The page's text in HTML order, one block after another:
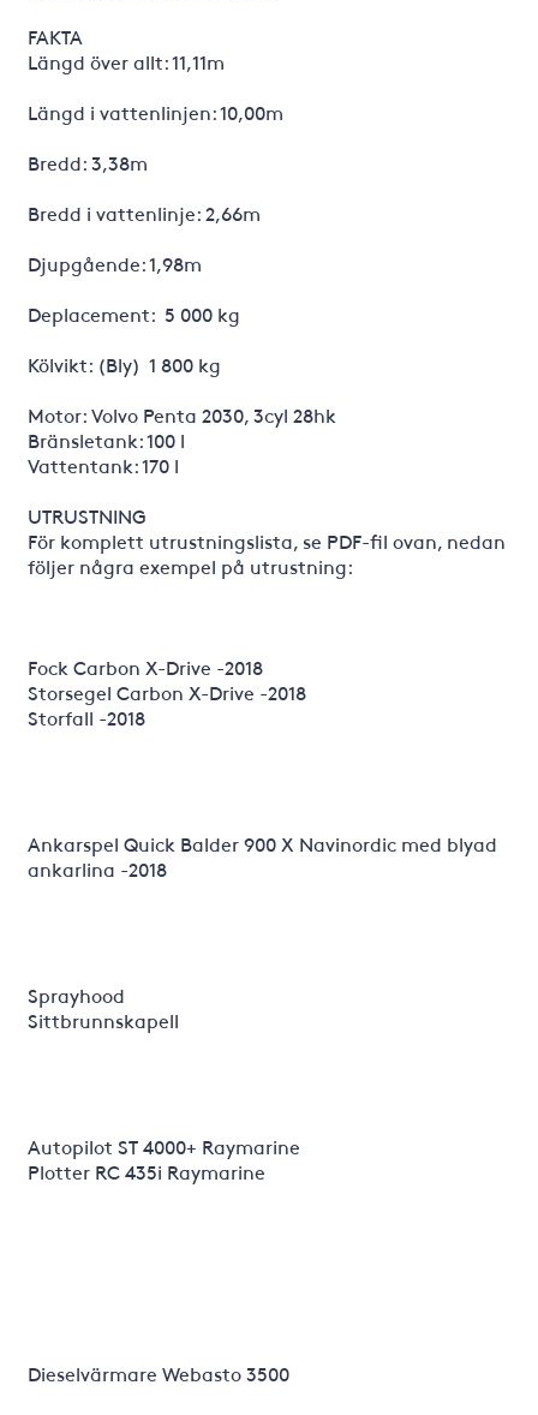
FAKTA
Längd över allt: 11,11m
Längd i vattenlinjen: 10,00m
Bredd: 3,38m
Bredd i vattenlinje: 2,66m
Djupgående: 1,98m
Deplacement: 5 000 kg
Kölvikt: (Bly) 1 800 kg
Motor: Volvo Penta 2030, 3cyl 28hk
Bränsletank: 100 l
Vattentank: 170 l
UTRUSTNING
För komplett utrustningslista, se PDF-fil ovan, nedan
följer några exempel på utrustning:
Fock Carbon X-Drive -2018
Storsegel Carbon X-Drive -2018
Storfall -2018
Ankarspel Quick Balder 900 X Navinordic med blyad
ankarlina -2018
Sprayhood
Sittbrunnskapell
Autopilot ST 4000+ Raymarine
Plotter RC 435i Raymarine
Dieselvärmare Webasto 3500